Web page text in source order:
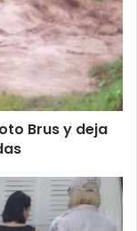
Brus y deja